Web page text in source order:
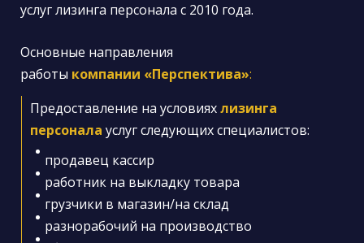
Предоставление на условияхлизинга
персонала услугследующихспециалистов:
Основные направления
работы компании «Перспектива»:
продавец кассир
работник на выкладку товара
грузчики в магазин/на склад
разнорабочий на производство
услуг лизинга персонала с 2010 года.